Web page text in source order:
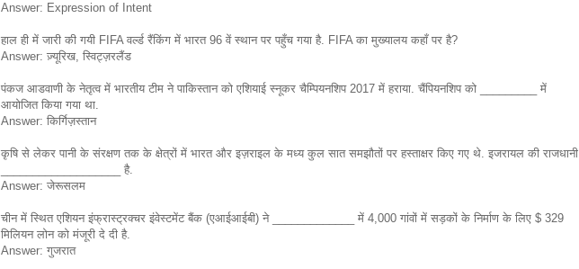
Answer: Expression of Intent
हाल ही में जारी की गयी FIFA वर्ल्ड रैंकिंग में भारत 96 वें स्थान पर पहुँच गया है. FIFA का मुख्यालय कहाँ पर है?
Answer: ज़्यूरिख, स्विट्ज़रलैंड
पंकज आडवाणी के नेतृत्व में भारतीय टीम ने पाकिस्तान को एशियाई स्नूकर चैम्पियनशिप 2017 में हराया. चैंपियनशिप को _________ में
आयोजित किया गया था.
Answer: किर्गिज़स्तान
कृषि से लेकर पानी के संरक्षण तक के क्षेत्रों में भारत और इज़राइल के मध्य कुल सात समझौतों पर हस्ताक्षर किए गए थे. इजरायल की राजधानी
___________________ है.
Answer: जेरूसलम
चीन में स्थित एशियन इंफ्रास्ट्रक्चर इंवेस्टमेंट बैंक (एआईआईबी) ने _____________ में 4,000 गांवों में सड़कों के निर्माण के लिए $ 329
मिलियन लोन को मंजूरी दे दी है.
Answer: गुजरात